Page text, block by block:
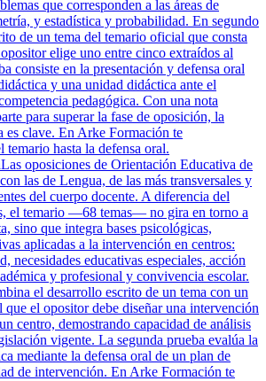
que corresponden a las áreas de
y estadística y probabilidad. En segundo
de un tema del temario oficial que consta
elige uno entre cinco extraídos al
consiste en la presentación y defensa oral
y una unidad didáctica ante el
pedagógica. Con una nota
para superar la fase de oposición, la
es clave. En Arke Formación te
temario hasta la defensa oral.
Las oposiciones de Orientación Educativa de
las de Lengua, de las más transversales y
del cuerpo docente. A diferencia del
el temario —68 temas— no gira en torno a
sino que integra bases psicológicas,
aplicadas a la intervención en centros:
necesidades educativas especiales, acción
y profesional y convivencia escolar.
el desarrollo escrito de un tema con un
que el opositor debe diseñar una intervención
centro, demostrando capacidad de análisis
vigente. La segunda prueba evalúa la
mediante la defensa oral de un plan de
de intervención. En Arke Formación te